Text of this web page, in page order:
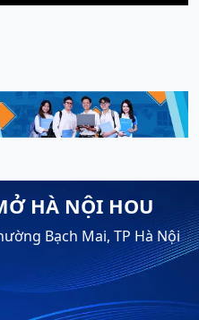
HÀ NỘI HOU
Bạch Mai, TP Hà Nội